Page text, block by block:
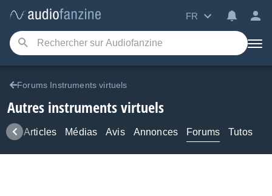
FR
Forums Instruments virtuels
Autres instruments virtuels
Articles Médias Avis Annonces Forums Tutos